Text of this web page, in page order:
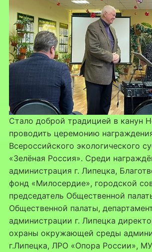
Стало доброй традицией в канун
проводить церемонию
Всероссийского экологического
«Зелёная Россия». Среди
администрация г. Липецка,
фонд «Милосердие», городской
председатель Общественной
Общественной палаты,
администрации г. Липецка
охраны окружающей среды
г.Липецка, ЛРО «Опора России»,